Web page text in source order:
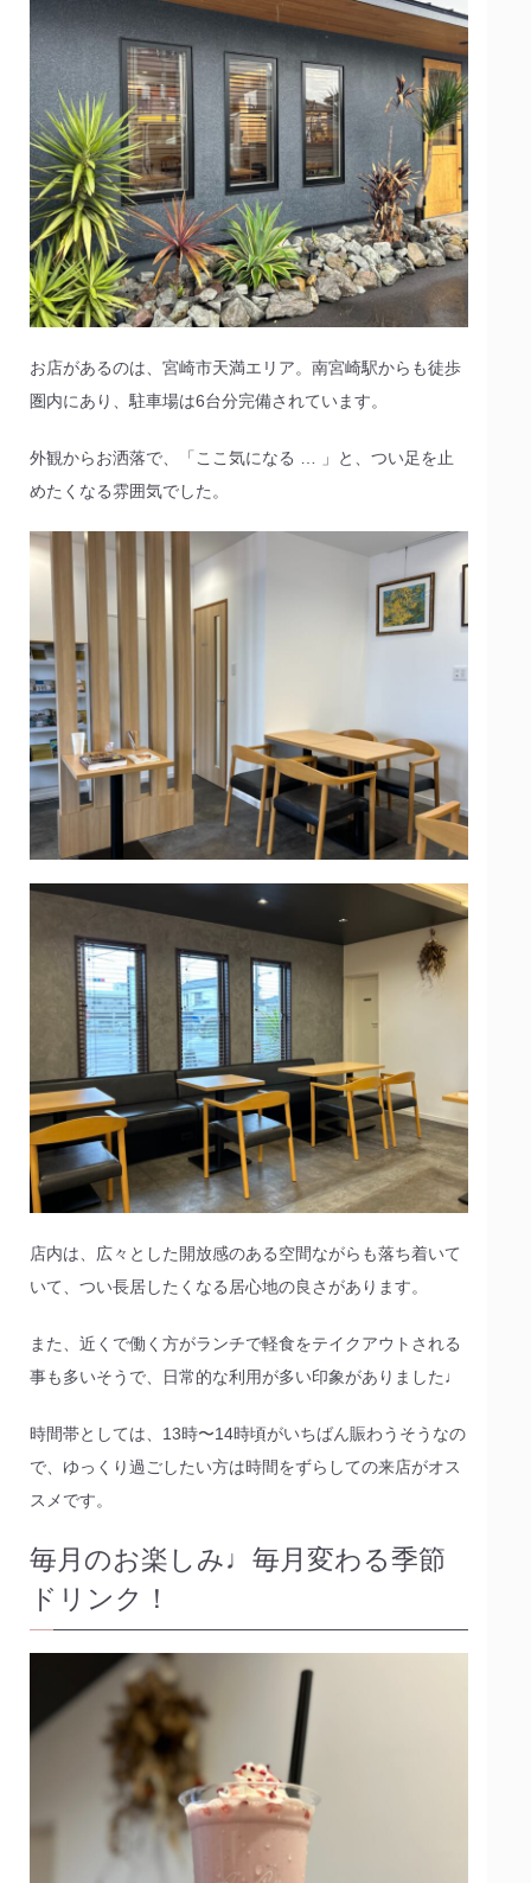
お店があるのは、宮崎市天満エリア。南宮崎駅からも徒歩
圏内にあり、駐車場は6台分完備されています。
外観からお洒落で、「ここ気になる … 」と、つい足を止
めたくなる雰囲気でした。
店内は、広々とした開放感のある空間ながらも落ち着いて
いて、つい長居したくなる居心地の良さがあります。
また、近くで働く方がランチで軽食をテイクアウトされる
事も多いそうで、日常的な利用が多い印象がありました♩
時間帯としては、13時〜14時頃がいちばん賑わうそうなの
で、ゆっくり過ごしたい方は時間をずらしての来店がオス
スメです。
毎月のお楽しみ♩毎月変わる季節
ドリンク！